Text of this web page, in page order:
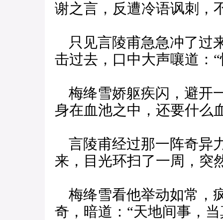
谢之言，反遭冷语讽刺，
只见言陵甫急急冲了过
击过去，口中大声嚷道：
梅绛雪娇躯疾闪，避开
身在血池之中，还要什么
言陵甫经过那一阵奇异
来，目光环扫了一周，突
梅绛雪看他举动如常，
奇，暗道：“天地间事，